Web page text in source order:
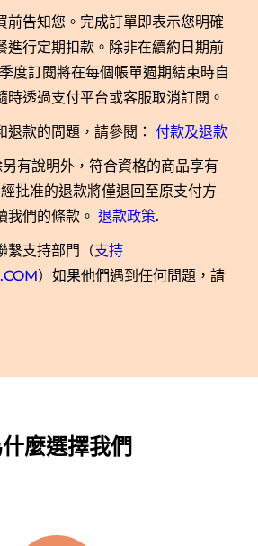
前告知您。完成訂單即表示您明確
進行定期扣款。除非在續約日期前
度訂閱將在每個帳單週期結束時自
時透過支付平台或客服取消訂閱。
退款的問題，請參閱：付款及退款
有說明外，符合資格的商品享有
批准的退款將僅退回至原支付方
我們的條款。退款政策.
繫支持部門（支持
）如果他們遇到任何問題，請
麼選擇我們